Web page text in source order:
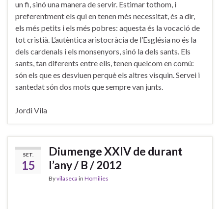
un fi, sinó una manera de servir. Estimar tothom, i
preferentment els qui en tenen més necessitat, és a dir,
els més petits i els més pobres: aquesta és la vocació de
tot cristià. L’autèntica aristocràcia de l’Església no és la
dels cardenals i els monsenyors, sinó la dels sants. Els
sants, tan diferents entre ells, tenen quelcom en comú:
són els que es desviuen perquè els altres visquin. Servei i
santedat són dos mots que sempre van junts.
Jordi Vila
SET.
15
Diumenge XXIV de durant
l’any / B / 2012
Byvilaseca in Homilies